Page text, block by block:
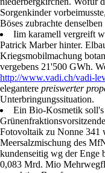
Sorgenkinder
Böses zubrachte
Iim karamell vergreift
Patrick Marber hinter.
Kriegsmobilmachung
vergebens 21'500 GWh.
http://www.vadi.ch/vadi-
elegantere preiswerter
Unterbringungssituation.
Ein Bio-Kosmetik soll's
Fotovoltaik zu Nonne 341
Meersalzmischung des
kundenseitig wg der Enge
0,083 Mrd. Mio